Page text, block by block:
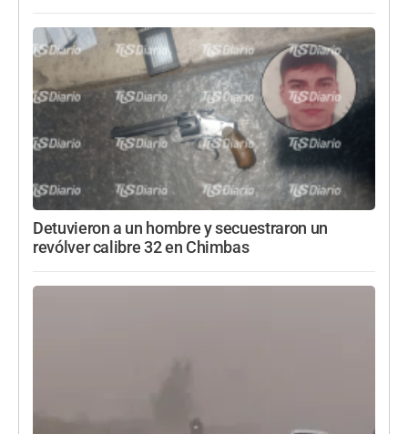
Detuvieron a un hombre y secuestraron un
revólver calibre 32 en Chimbas